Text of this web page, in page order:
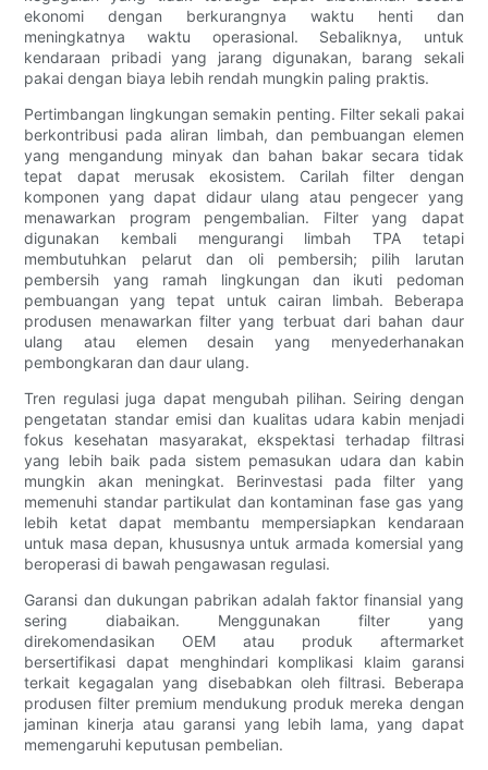
ekonomi dengan berkurangnya waktu henti dan
meningkatnya waktu operasional. Sebaliknya, untuk
kendaraan pribadi yang jarang digunakan, barang sekali
pakai dengan biaya lebih rendah mungkin paling praktis.
Pertimbangan lingkungan semakin penting. Filter sekali pakai
berkontribusi pada aliran limbah, dan pembuangan elemen
yang mengandung minyak dan bahan bakar secara tidak
tepat dapat merusak ekosistem. Carilah filter dengan
komponen yang dapat didaur ulang atau pengecer yang
menawarkan program pengembalian. Filter yang dapat
digunakan kembali mengurangi limbah TPA tetapi
membutuhkan pelarut dan oli pembersih; pilih larutan
pembersih yang ramah lingkungan dan ikuti pedoman
pembuangan yang tepat untuk cairan limbah. Beberapa
produsen menawarkan filter yang terbuat dari bahan daur
ulang atau elemen desain yang menyederhanakan
pembongkaran dan daur ulang.
Tren regulasi juga dapat mengubah pilihan. Seiring dengan
pengetatan standar emisi dan kualitas udara kabin menjadi
fokus kesehatan masyarakat, ekspektasi terhadap filtrasi
yang lebih baik pada sistem pemasukan udara dan kabin
mungkin akan meningkat. Berinvestasi pada filter yang
memenuhi standar partikulat dan kontaminan fase gas yang
lebih ketat dapat membantu mempersiapkan kendaraan
untuk masa depan, khususnya untuk armada komersial yang
beroperasi di bawah pengawasan regulasi.
Garansi dan dukungan pabrikan adalah faktor finansial yang
sering diabaikan. Menggunakan filter yang
direkomendasikan OEM atau produk aftermarket
bersertifikasi dapat menghindari komplikasi klaim garansi
terkait kegagalan yang disebabkan oleh filtrasi. Beberapa
produsen filter premium mendukung produk mereka dengan
jaminan kinerja atau garansi yang lebih lama, yang dapat
memengaruhi keputusan pembelian.